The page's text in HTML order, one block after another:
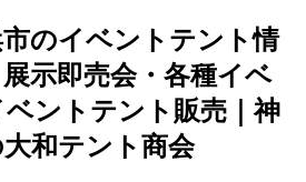
のイベントテント情
示即売会・各種イベ
ントテント販売｜神
和テント商会